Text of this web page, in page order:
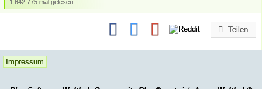
1.642.775 mal gelesen
Teilen
Impressum